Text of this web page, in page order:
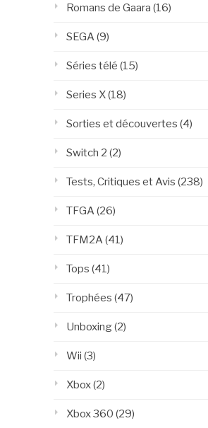
Romans de Gaara (16)
SEGA (9)
Séries télé (15)
Series X(18)
Sorties et découvertes (4)
Switch 2 (2)
Tests, Critiques et Avis (238)
TFGA (26)
TFM2A (41)
Tops (41)
Trophées (47)
Unboxing(2)
Wii (3)
Xbox(2)
Xbox 360 (29)